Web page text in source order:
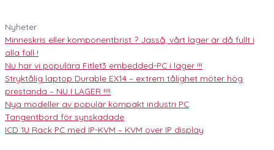
Nyheter
Minneskris eller komponentbrist ? Jasså, vårt lager är då fullt i
alla fall !
Nu har vi populära Fitlet3 embedded-PC i lager !!!
Stryktålig laptop Durable EX14 – extrem tålighet möter hög
prestanda – NU I LAGER !!!!
Nya modeller av populär kompakt industri PC
Tangentbord för synskadade
ICD 1U Rack PC med IP-KVM – KVM over IP display